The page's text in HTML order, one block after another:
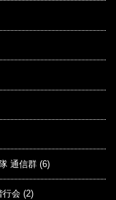
通信群 (6)
会 (2)